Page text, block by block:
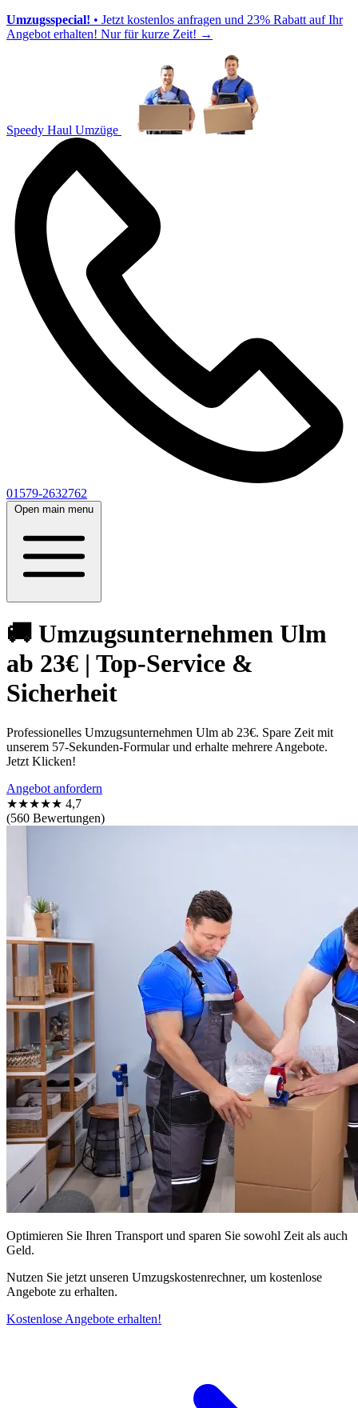
Umzugsspecial! • Jetzt kostenlos anfragen und 23% Rabatt auf Ihr
Angebot erhalten! Nur für kurze Zeit! →
Speedy Haul Umzüge
01579-2632762
Open main menu
🚚 Umzugsunternehmen Ulm
ab 23€ | Top-Service &
Sicherheit
Professionelles Umzugsunternehmen Ulm ab 23€. Spare Zeit mit
unserem 57-Sekunden-Formular und erhalte mehrere Angebote.
Jetzt Klicken!
Angebot anfordern
★★★★★ 4,7
(560 Bewertungen)
Optimieren Sie Ihren Transport und sparen Sie sowohl Zeit als auch
Geld.
Nutzen Sie jetzt unseren Umzugskostenrechner, um kostenlose
Angebote zu erhalten.
Kostenlose Angebote erhalten!